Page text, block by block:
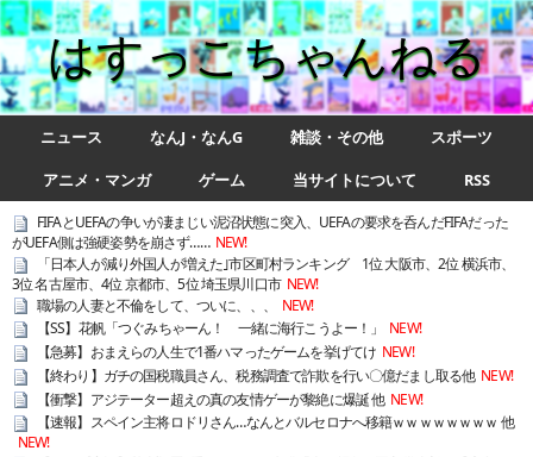
はすっこちゃんねる
ニュース なんJ・なんG 雑談・その他
スポーツ
アニメ・マンガ
ゲーム 当サイトについて RSS
FIFAとUEFAの争いが凄まじい泥沼状態に突入、UEFAの要求を呑んだFIFAだった
がUEFA側は強硬姿勢を崩さず…… NEW!
「日本人が減り外国人が増えた｣市区町村ランキング 1位 大阪市、2位 横浜市、
3位 名古屋市、4位 京都市、5位 埼玉県川口市 NEW!
職場の人妻と不倫をして、ついに、、、
NEW!
【SS】花帆「つぐみちゃーん！ 一緒に海行こうよー！」
NEW!
【急募】おまえらの人生で1番ハマったゲームを挙げてけ NEW!
【終わり】ガチの国税職員さん、税務調査で詐欺を行い〇億だまし取る他 NEW!
【衝撃】アジテーター超えの真の友情ゲーが黎絶に爆誕 他 NEW!
【速報】スペイン主将ロドリさん…なんとバルセロナへ移籍ｗｗｗｗｗｗｗｗ 他
NEW!